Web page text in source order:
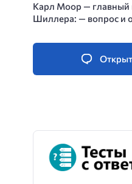
Карл Моор —
Шиллера: — вопрос и